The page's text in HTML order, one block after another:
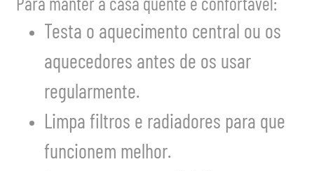
Para manter a casa quente e confortável:
Testa o aquecimento central ou os
aquecedores antes de os usar
regularmente.
Limpa filtros e radiadores para que
funcionem melhor.